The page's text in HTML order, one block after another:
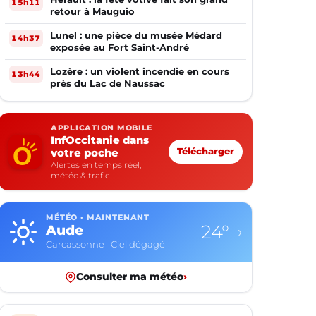
retour à Mauguio
14h37
Lunel : une pièce du musée Médard
exposée au Fort Saint-André
13h44
Lozère : un violent incendie en cours
près du Lac de Naussac
APPLICATION MOBILE
InfOccitanie dans
votre poche
Alertes en temps réel,
météo & trafic
Télécharger
MÉTÉO · MAINTENANT
Aude
Carcassonne · Ciel dégagé
24° ›
Consulter ma météo›